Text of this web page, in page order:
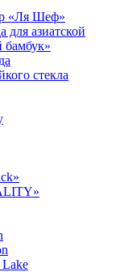
«Ля Шеф»
для азиатской
бамбук»
стекла